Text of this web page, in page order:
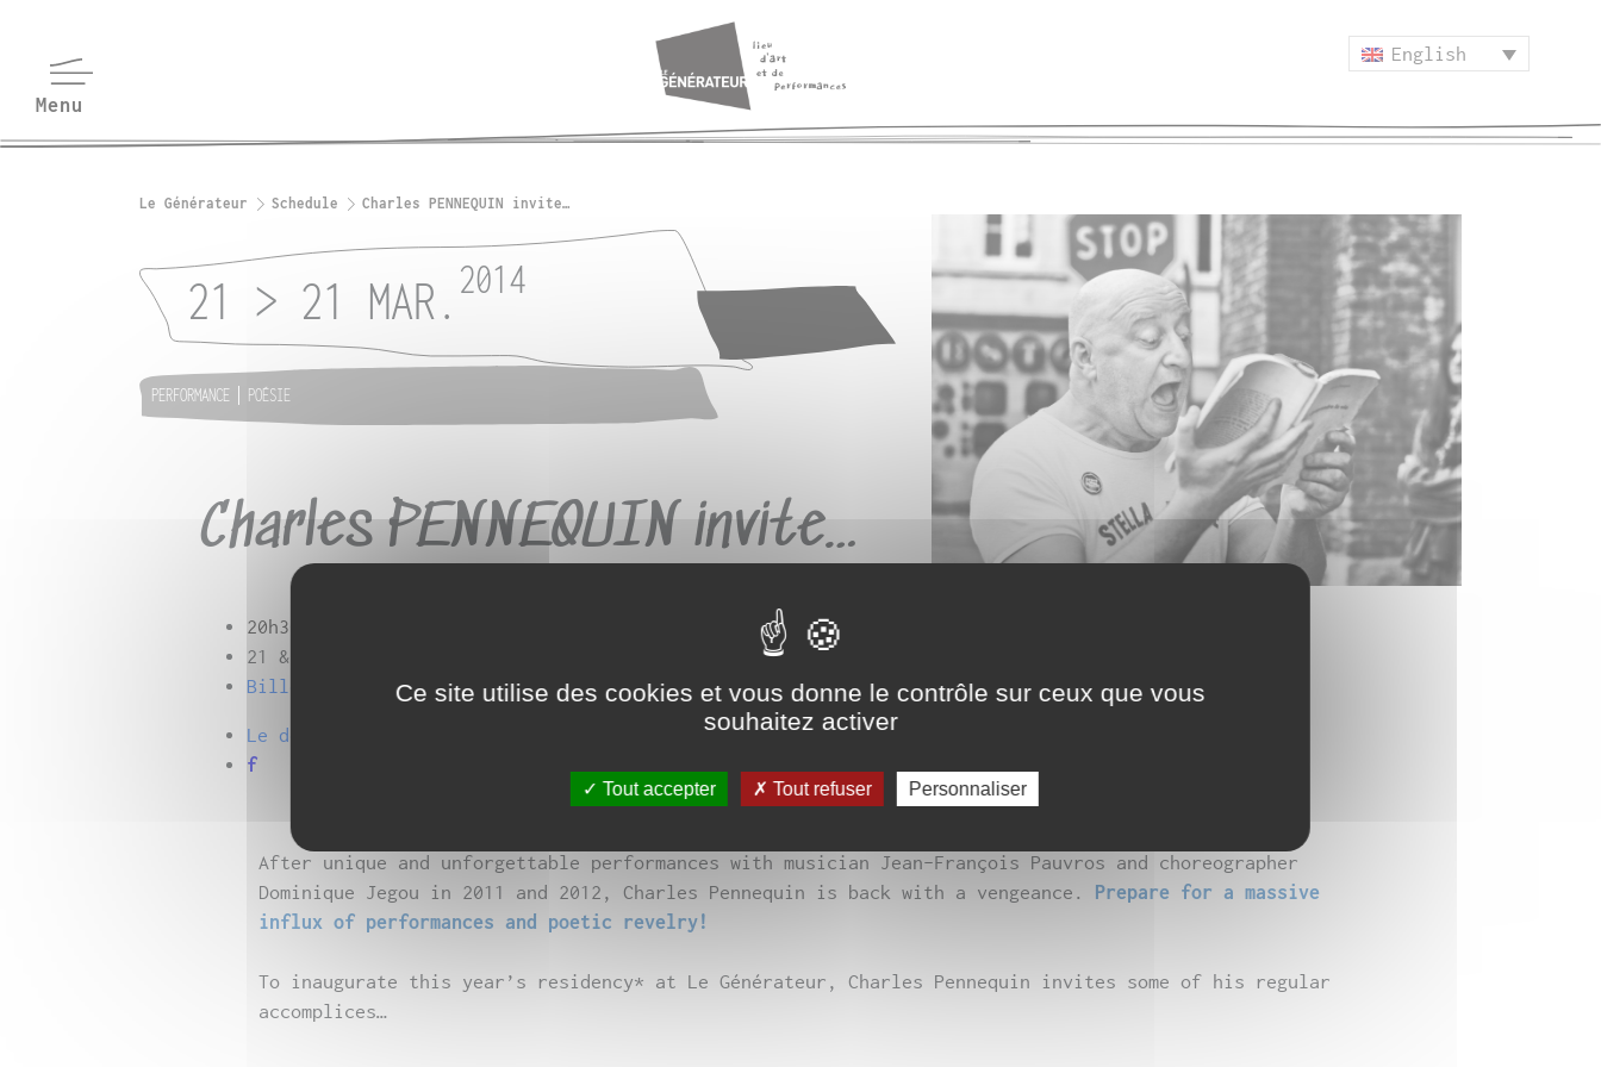
English
Le Générateur Schedule Charles PENNEQUIN invite…
21 > 21 MAR. 2014
PERFORMANCE POÉSIE
Charles PENNEQUIN invite…
20h30
21 & 22 mars : TP 12€ / TR 8€ / Pass pour le 2 jours à 14€.
Billetterie en ligne
Le dépliant
f
After unique and unforgettable performances with musician Jean-François Pauvros and choreographer
Dominique Jegou in 2011 and 2012, Charles Pennequin is back with a vengeance. Prepare for a massive
influx of performances and poetic revelry!
To inaugurate this year’s residency* at Le Générateur, Charles Pennequin invites some of his regular
accomplices…
Ce site utilise des cookies et vous donne le contrôle sur ceux que vous
souhaitez activer
Tout accepter Tout refuser Personnaliser